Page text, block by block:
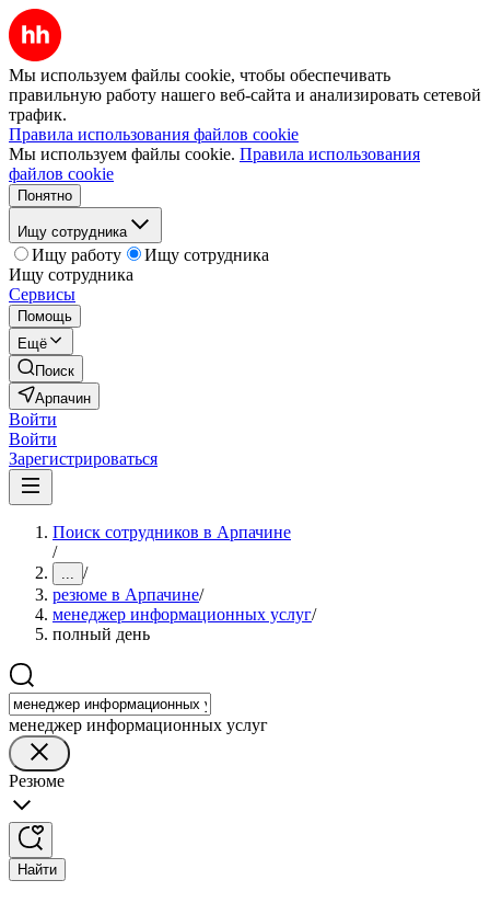
Мы используем файлы cookie, чтобы обеспечивать
правильную работу нашего веб-сайта и анализировать сетевой
трафик.
Правила использования файлов cookie
Мы используем файлы cookie. Правила использования
файлов cookie
Понятно
Ищу сотрудника
Ищу работу
Ищу сотрудника
Ищу сотрудника
Сервисы
Помощь
Ещё
Поиск
Арпачин
Войти
Войти
Зарегистрироваться
Поиск сотрудников в Арпачине
/
... /
резюме в Арпачине/
менеджер информационных услуг/
полный день
менеджер информационных услуг
Резюме
Найти